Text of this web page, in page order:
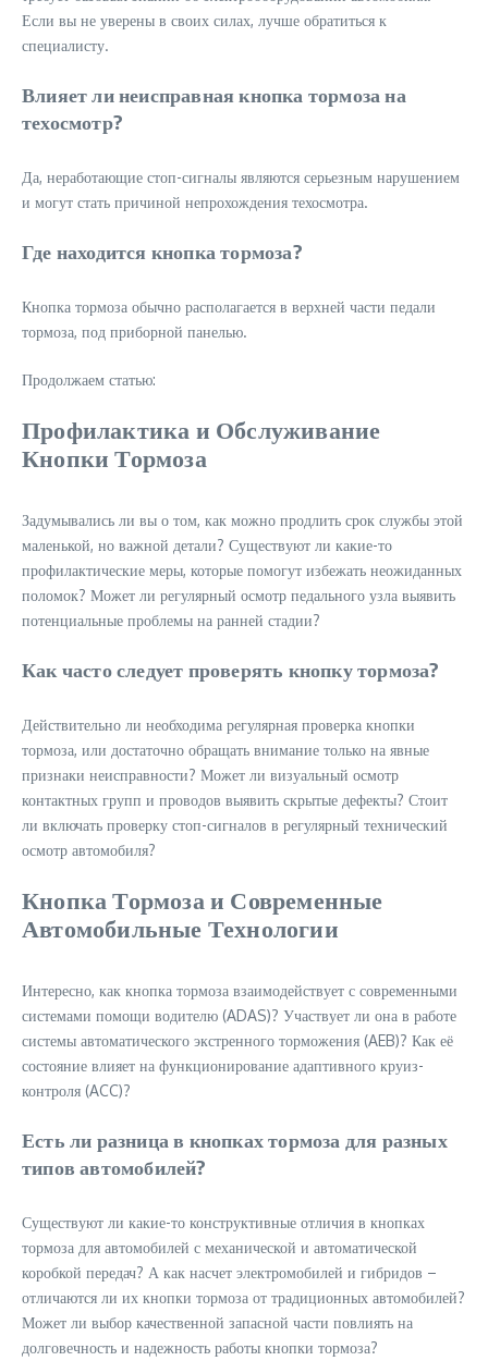
Если вы не уверены в своих силах, лучше обратиться к
специалисту.
Влияет ли неисправная кнопка тормоза на
техосмотр?
Да, неработающие стоп-сигналы являются серьезным нарушением
и могут стать причиной непрохождения техосмотра.
Где находится кнопка тормоза?
Кнопка тормоза обычно располагается в верхней части педали
тормоза, под приборной панелью.
Продолжаем статью:
Профилактика и Обслуживание
Кнопки Тормоза
Задумывались ли вы о том, как можно продлить срок службы этой
маленькой, но важной детали? Существуют ли какие-то
профилактические меры, которые помогут избежать неожиданных
поломок? Может ли регулярный осмотр педального узла выявить
потенциальные проблемы на ранней стадии?
Как часто следует проверять кнопку тормоза?
Действительно ли необходима регулярная проверка кнопки
тормоза, или достаточно обращать внимание только на явные
признаки неисправности? Может ли визуальный осмотр
контактных групп и проводов выявить скрытые дефекты? Стоит
ли включать проверку стоп-сигналов в регулярный технический
осмотр автомобиля?
Кнопка Тормоза и Современные
Автомобильные Технологии
Интересно, как кнопка тормоза взаимодействует с современными
системами помощи водителю (ADAS)? Участвует ли она в работе
системы автоматического экстренного торможения (AEB)? Как её
состояние влияет на функционирование адаптивного круиз-
контроля (ACC)?
Есть ли разница в кнопках тормоза для разных
типов автомобилей?
Существуют ли какие-то конструктивные отличия в кнопках
тормоза для автомобилей с механической и автоматической
коробкой передач? А как насчет электромобилей и гибридов –
отличаются ли их кнопки тормоза от традиционных автомобилей?
Может ли выбор качественной запасной части повлиять на
долговечность и надежность работы кнопки тормоза?